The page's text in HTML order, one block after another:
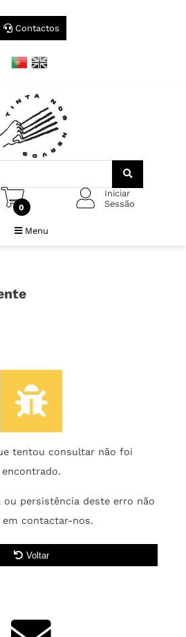
Contactos
0
Iniciar
Sessão
Menu
tentou consultar não foi
encontrado.
ou persistência deste erro não
em contactar-nos.
Voltar